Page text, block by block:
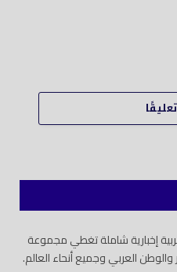
إخبارية شاملة تغطي مجموعة
العربي وجميع أنحاء العالم.